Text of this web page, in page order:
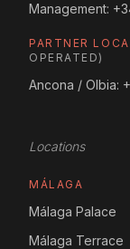
Management:
PARTNER
OPERATED)
Ancona / Olbia:
Locations
MÁLAGA
Málaga Palace
Málaga Terrace